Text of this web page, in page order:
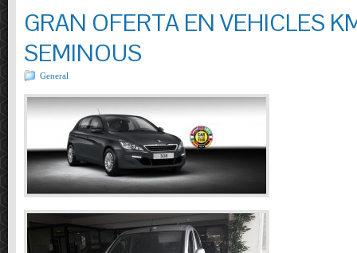
GRAN OFERTA EN VEHICLES
SEMINOUS
General